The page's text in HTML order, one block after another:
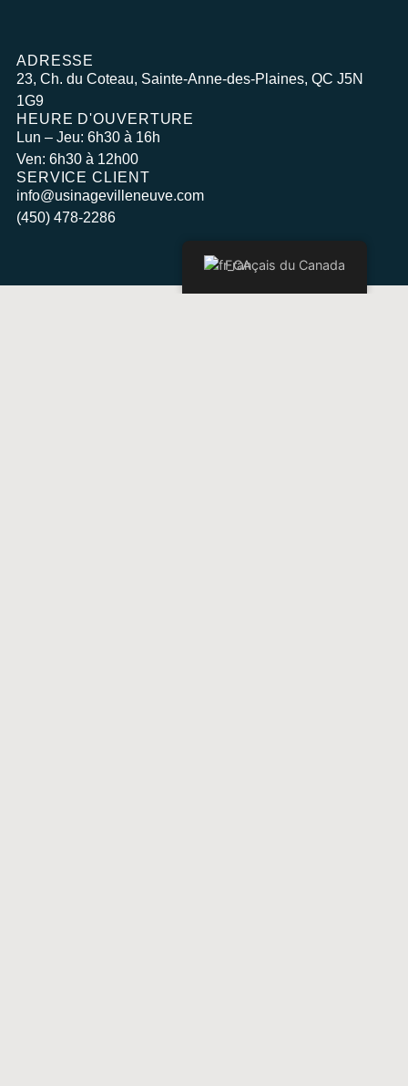
Français du Canada
ADRESSE
23, Ch. du Coteau, Sainte-Anne-des-Plaines, QC J5N
1G9
HEURE D'OUVERTURE
Lun – Jeu: 6h30 à 16h
Ven: 6h30 à 12h00
SERVICE CLIENT
info@usinagevilleneuve.com
(450) 478-2286